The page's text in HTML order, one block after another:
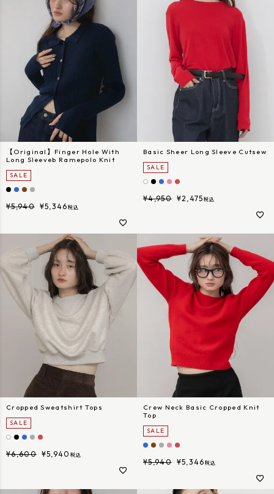
【Original】Finger Hole With
Long Sleeveb Ramepolo Knit
SALE
¥5,940 ¥5,346 税込
Basic Sheer Long Sleeve Cutsew
SALE
¥4,950 ¥2,475 税込
Cropped Sweatshirt Tops
SALE
¥6,600 ¥5,940 税込
Crew Neck Basic Cropped Knit
Top
SALE
¥5,940 ¥5,346 税込